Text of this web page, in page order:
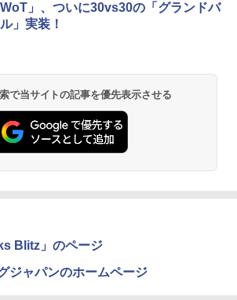
WoT」、ついに30vs30の「グランドバ
ル」実装！
で当サイトの記事を優先表示させる
Blitz」のページ
ジャパンのホームページ